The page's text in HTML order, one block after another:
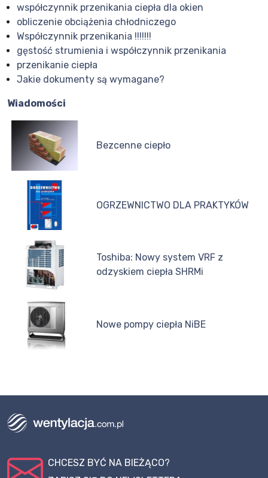
współczynnik przenikania ciepła dla okien
obliczenie obciążenia chłodniczego
Współczynnik przenikania !!!!!!!
gęstość strumienia i współczynnik przenikania
przenikanie ciepła
Jakie dokumenty są wymagane?
Wiadomości
Bezcenne ciepło
OGRZEWNICTWO DLA PRAKTYKÓW
Toshiba: Nowy system VRF z
odzyskiem ciepła SHRMi
Nowe pompy ciepła NiBE
CHCESZ BYĆ NA BIEŻĄCO?